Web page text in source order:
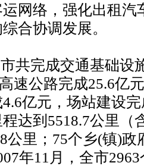
网络，强化出租汽
合协调发展。
共完成交通基础设
速公路完成25.6亿
亿元，场站建设
达到5518.7公里（
公里；75个乡(镇)
年11月，全市